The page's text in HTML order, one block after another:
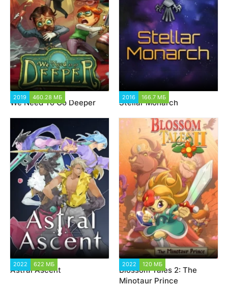
2019 460.28 МБ
We Need To Go Deeper
2016 166.7 МБ
Stellar Monarch
2022 622 МБ
Astral Ascent
2022 120 МБ
Blossom Tales 2: The
Minotaur Prince